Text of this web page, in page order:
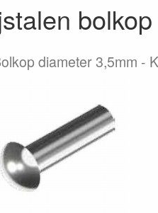
diameter 3,5mm -